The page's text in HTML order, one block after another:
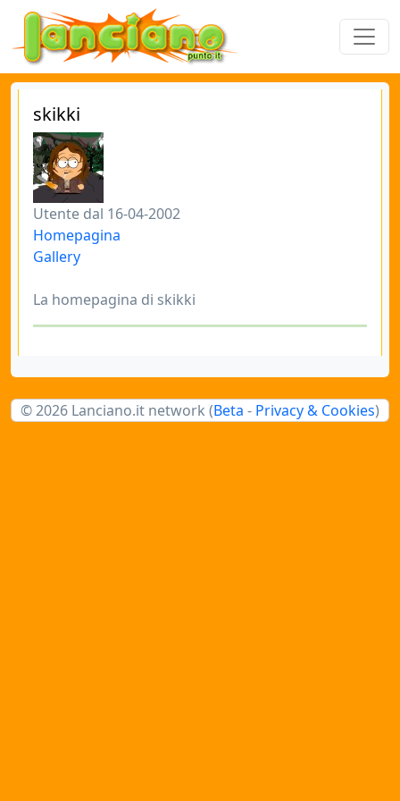
skikki
Utente dal 16-04-2002
Homepagina
Gallery
La homepagina di skikki
© 2026 Lanciano.it network (Beta - Privacy & Cookies)